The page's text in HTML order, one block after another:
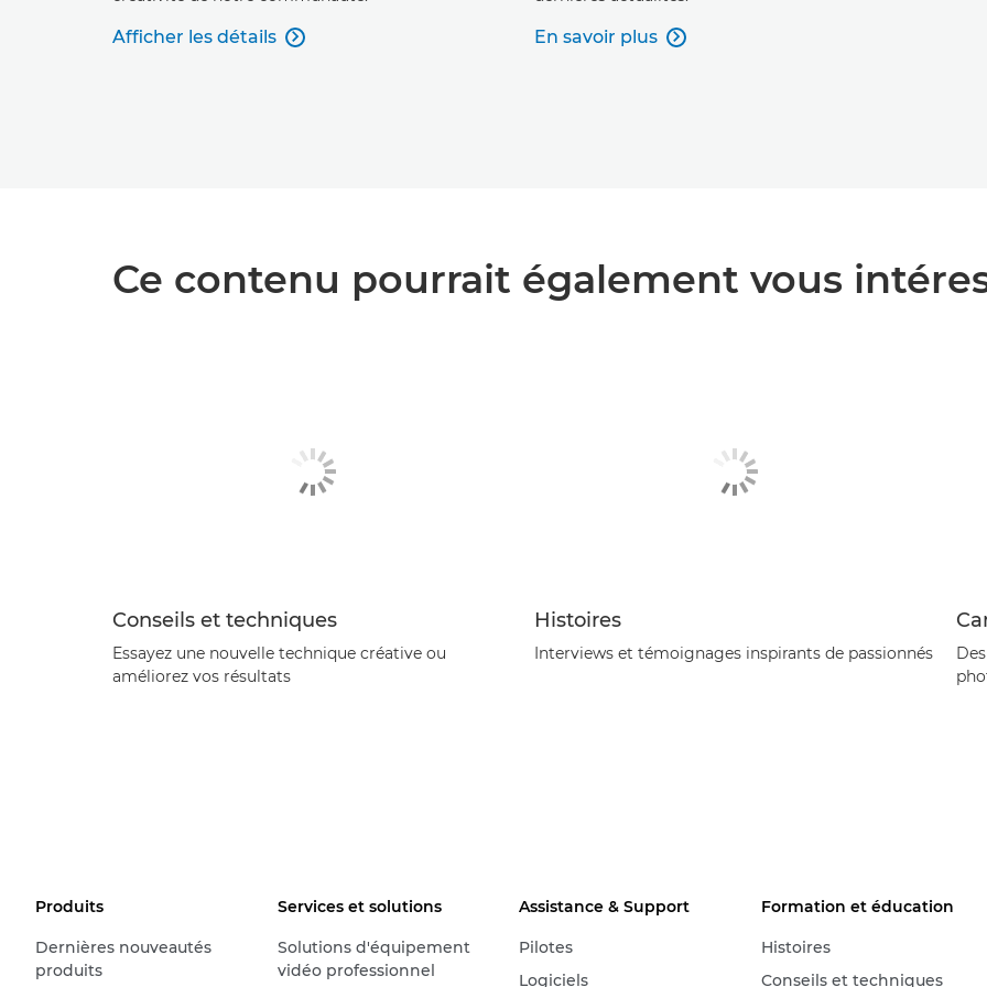
Afficher les détails  En savoir plus 
Ce contenu pourrait également vous
Conseils et techniques
Essayez une nouvelle technique créative ou
améliorez vos résultats
Histoires
Interviews et témoignages inspirants de passionnés
Produits
Dernières nouveautés
produits
Services et solutions
Solutions d'équipement
vidéo professionnel
Assistance & Support
Pilotes
Logiciels
Formation et éducation
Histoires
Conseils et techniques